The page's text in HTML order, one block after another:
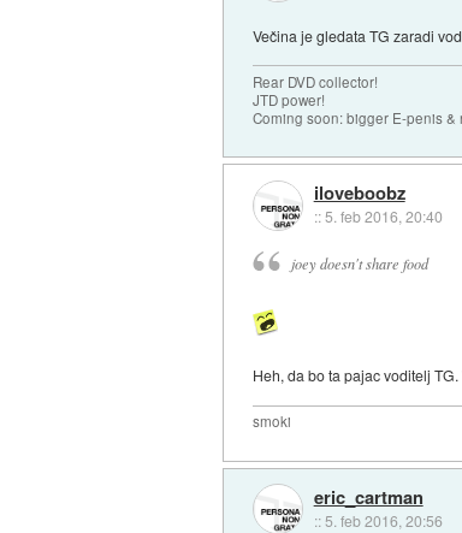
Večina je gledata TG zaradi
Rear DVD collector!
JTD power!
Coming soon: bigger E-penis &
iloveboobz
::5. feb 2016, 20:40
joey doesn't share food
Heh, da bo ta pajac voditelj
smoki
eric_cartman
:: 5. feb 2016, 20:56